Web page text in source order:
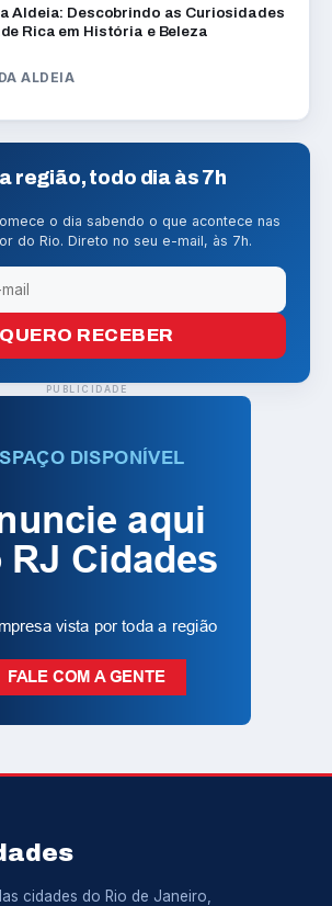
Aldeia: Descobrindo as Curiosidades
Rica em História e Beleza
ALDEIA
região, todo dia às 7h
o dia sabendo o que acontece nas
do Rio. Direto no seu e-mail, às 7h.
QUERO RECEBER
PUBLICIDADE
cidades do Rio de Janeiro,